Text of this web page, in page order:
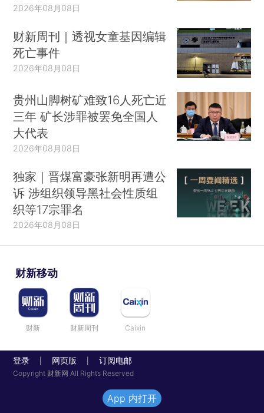
2026年08月08日
财新周刊｜透视女童基因编辑
死亡事件
2026年08月08日
贵州山脚树矿难致16人死亡近
三年 矿长涉罪被罢免全国人
大代表
2026年08月08日
独家｜晋煤富豪张新明再遭公
诉 涉组织领导黑社会性质组
织等17宗罪名
2026年08月08日
财新移动
财新 财新周刊 Caixin
登录 网页版 订阅电邮
Copyright 财新网 All Rights Reserved
App 内打开